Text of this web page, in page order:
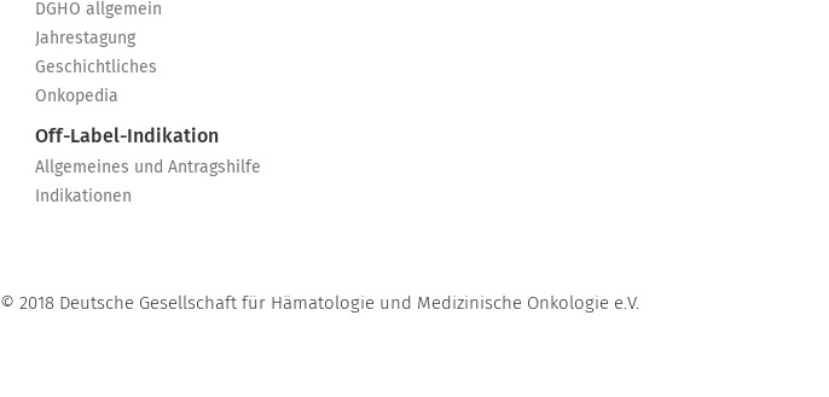
DGHO allgemein
Jahrestagung
Geschichtliches
Onkopedia
Off-Label-Indikation
Allgemeines und Antragshilfe
Indikationen
© 2018 Deutsche Gesellschaft für Hämatologie und Medizinische Onkologie e.V.